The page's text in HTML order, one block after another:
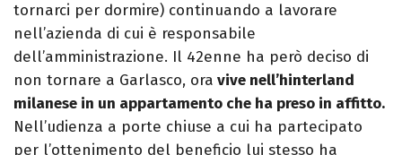
tornarci per dormire) continuando a lavorare
nell’azienda di cui è responsabile
dell’amministrazione. Il 42enne ha però deciso di
non tornare a Garlasco, ora vive nell’hinterland
milanese in un appartamento che ha preso in affitto.
Nell’udienza a porte chiuse a cui ha partecipato
per l’ottenimento del beneficio lui stesso ha